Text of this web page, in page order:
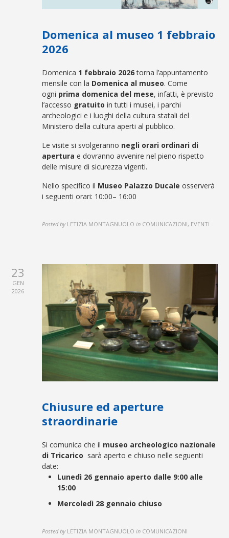
Domenica al museo 1 febbraio
2026
Domenica 1 febbraio 2026torna l’appuntamento
mensile con la Domenica al museo. Come
ogni prima domenica del mese, infatti, è previsto
l’accesso gratuitoin tutti i musei, i parchi
archeologici e i luoghi della cultura statali del
Ministero della cultura aperti al pubblico.
Le visite si svolgeranno negli orari ordinari di
apertura e dovranno avvenire nel pieno rispetto
delle misure di sicurezza vigenti.
Nello specifico il Museo Palazzo Ducale osserverà
i seguenti orari: 10:00– 16:00
Posted by LETIZIA MONTAGNUOLO in COMUNICAZIONI, EVENTI
23
GEN
2026
Chiusure ed aperture
straordinarie
Si comunica che il museo archeologico nazionale
di Tricarico sarà aperto e chiuso nelle seguenti
date:
Lunedì 26 gennaio aperto dalle 9:00 alle
15:00
Mercoledì 28 gennaio chiuso
Posted by LETIZIA MONTAGNUOLO in COMUNICAZIONI